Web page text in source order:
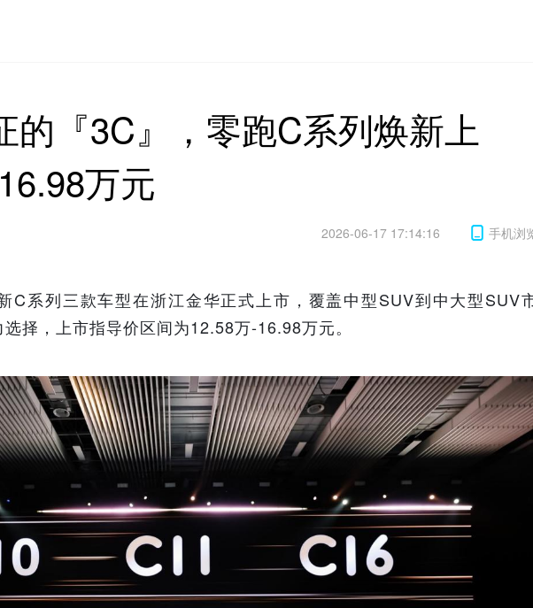
的『3C』，零跑C系列焕新上
万元
2026-06-17 17:14:16 手机浏
C系列三款车型在浙江金华正式上市，覆盖中型SUV到中大型SUV
择，上市指导价区间为12.58万-16.98万元。